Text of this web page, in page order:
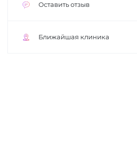
Оставить отзыв
Ближайшая клиника